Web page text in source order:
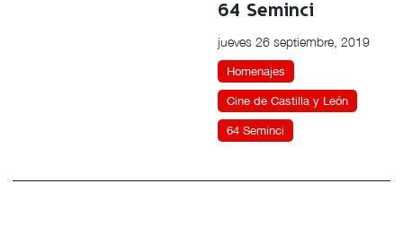
64 Seminci
jueves 26 septiembre, 2019
Homenajes
Cine de Castilla y León
64 Seminci